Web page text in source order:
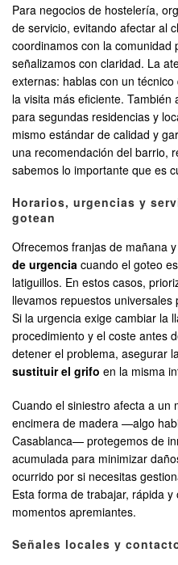
Para negocios de hostelería,
de servicio, evitando afectar al
coordinamos con la comunidad
señalizamos con claridad. La
externas: hablas con un
la visita más eficiente.
para segundas residencias y
mismo estándar de calidad y
una recomendación del barrio,
sabemos lo importante que es
Horarios, urgencias y
gotean
Ofrecemos franjas de mañana
de urgencia cuando el goteo
latiguillos. En estos casos,
llevamos repuestos
Si la urgencia exige cambiar la
procedimiento y el coste antes
detener el problema, asegurar
sustituir el grifo en la misma
Cuando el siniestro afecta a un
encimera de madera —algo
Casablanca— protegemos de
acumulada para minimizar
ocurrido por si necesitas
Esta forma de trabajar, rápida
momentos apremiantes.
Señales locales y